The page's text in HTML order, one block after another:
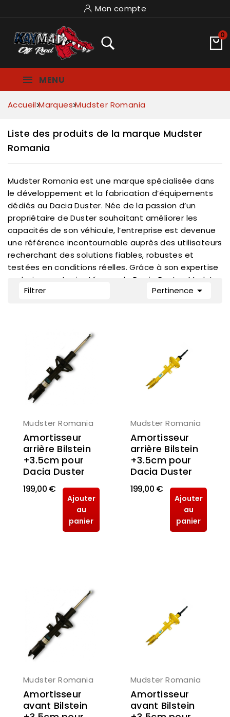
Mon compte
0
MENU
Accueil Marques Mudster Romania
Liste des produits de la marque Mudster
Romania
Mudster Romania est une marque spécialisée dans
le développement et la fabrication d’équipements
dédiés au Dacia Duster. Née de la passion d’un
propriétaire de Duster souhaitant améliorer les
capacités de son véhicule, l’entreprise est devenue
une référence incontournable auprès des utilisateurs
recherchant des solutions fiables, robustes et
testées en conditions réelles. Grâce à son expertise
exclusivement orientée vers le Dacia Duster, Mudster
propose des équipements de qualité destinés à
produits Mudster Romania.
Filtrer Pertinence 
Mudster Romania
Amortisseur
arrière Bilstein
+3.5cm pour
Dacia Duster
199,00 €
Ajouter
au
panier
Mudster Romania
Amortisseur
arrière Bilstein
+3.5cm pour
Dacia Duster
199,00 €
Ajouter
au
panier
Mudster Romania
Amortisseur
avant Bilstein
Mudster Romania
Amortisseur
avant Bilstein